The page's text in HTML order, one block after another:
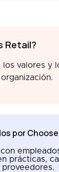
Retail?
los valores y
por
prácticas,